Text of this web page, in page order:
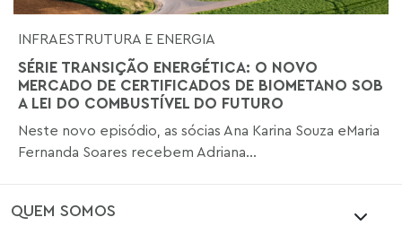
INFRAESTRUTURA E ENERGIA
SÉRIE TRANSIÇÃO ENERGÉTICA: O NOVO
MERCADO DE CERTIFICADOS DE BIOMETANO SOB
A LEI DO COMBUSTÍVEL DO FUTURO
Neste novo episódio, as sócias Ana Karina Souza eMaria
Fernanda Soares recebem Adriana...
QUEM SOMOS